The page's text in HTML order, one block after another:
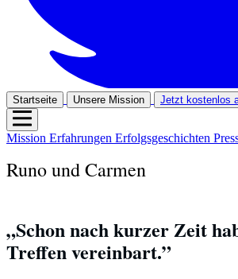
Startseite Unsere Mission Jetzt kostenlos
Mission Erfahrungen Erfolgsgeschichten
Runo und Carmen
„Schon nach kurzer Zeit
Treffen vereinbart.”